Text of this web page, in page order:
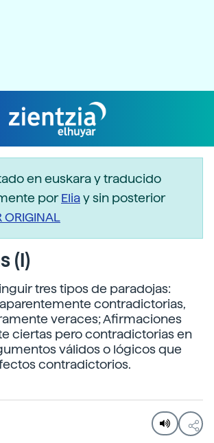
en euskara y traducido
porEliay sin posterior
ORIGINAL
(I)
tres tipos de paradojas:
contradictorias,
veraces; Afirmaciones
ciertas pero contradictorias en
válidos o lógicos que
contradictorios.